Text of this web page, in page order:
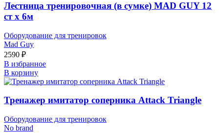
Лестница тренировочная (в сумке) MAD GUY 12
ст х 6м
Оборудование для тренировок
Mad Guy
2590 ₽
В избранное
В корзину
Тренажер имитатор соперника Attack Triangle
Оборудование для тренировок
No brand